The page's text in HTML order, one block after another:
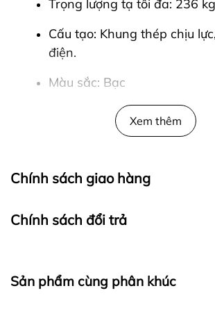
Trọng lượng tạ tối đa: 236 kg
Cấu tạo: Khung thép chịu
điện.
Màu sắc: Bạc
Ưu điểm nổi bật của giá để tạ tay
HF5460 có thể cất trữ được
không gian, thuận tiện trong
chắc chắn từ khung thép
Xem thêm
Chính sách giao hàng
Chính sách đổi trả
Sản phẩm cùng phân khúc